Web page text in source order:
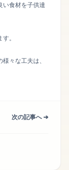
い食材を子供達
。
々な工夫は、
次の記事へ ➔